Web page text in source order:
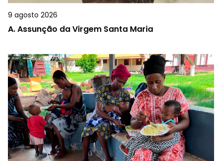
9 agosto 2026
A.Assunção da Virgem Santa Maria